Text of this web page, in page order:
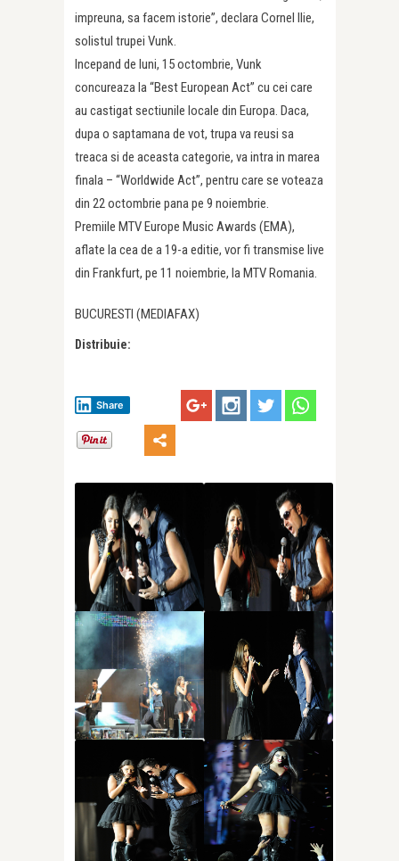
impreuna, sa facem istorie”, declara Cornel Ilie,
solistul trupei Vunk.
Incepand de luni, 15 octombrie, Vunk
concureaza la “Best European Act” cu cei care
au castigat sectiunile locale din Europa. Daca,
dupa o saptamana de vot, trupa va reusi sa
treaca si de aceasta categorie, va intra in marea
finala – “Worldwide Act”, pentru care se voteaza
din 22 octombrie pana pe 9 noiembrie.
Premiile MTV Europe Music Awards (EMA),
aflate la cea de a 19-a editie, vor fi transmise live
din Frankfurt, pe 11 noiembrie, la MTV Romania.
BUCURESTI (MEDIAFAX)
Distribuie:
Share